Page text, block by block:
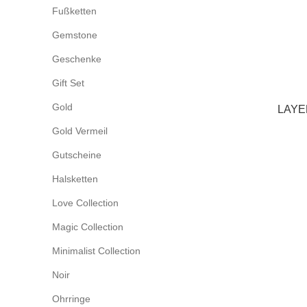
Fußketten
Gemstone
Geschenke
Gift Set
Gold
Gold Vermeil
Gutscheine
Halsketten
Love Collection
Magic Collection
Minimalist Collection
Noir
Ohrringe